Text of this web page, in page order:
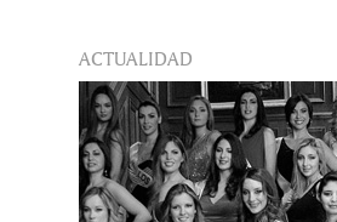
ACTUALIDAD